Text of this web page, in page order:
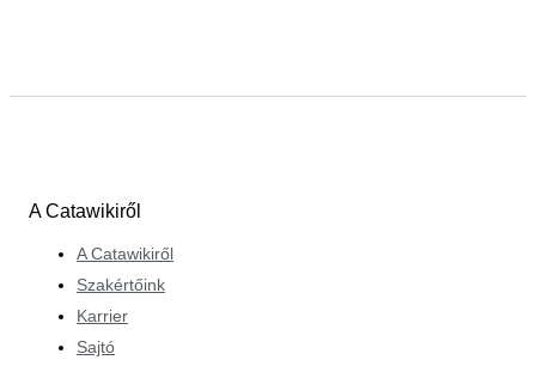
A Catawikiről
A Catawikiről
Szakértőink
Karrier
Sajtó